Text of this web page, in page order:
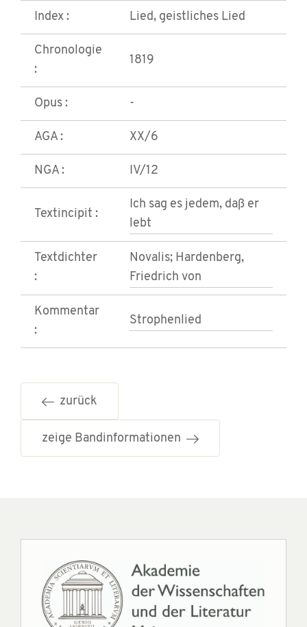
Index : Lied, geistliches Lied
Chronologie
:
1819
Opus : -
AGA : XX/6
NGA : IV/12
Textincipit :
Ich sag es jedem, daß er
lebt
Textdichter
:
Novalis; Hardenberg,
Friedrich von
Kommentar
:
Strophenlied
zurück
zeige Bandinformationen